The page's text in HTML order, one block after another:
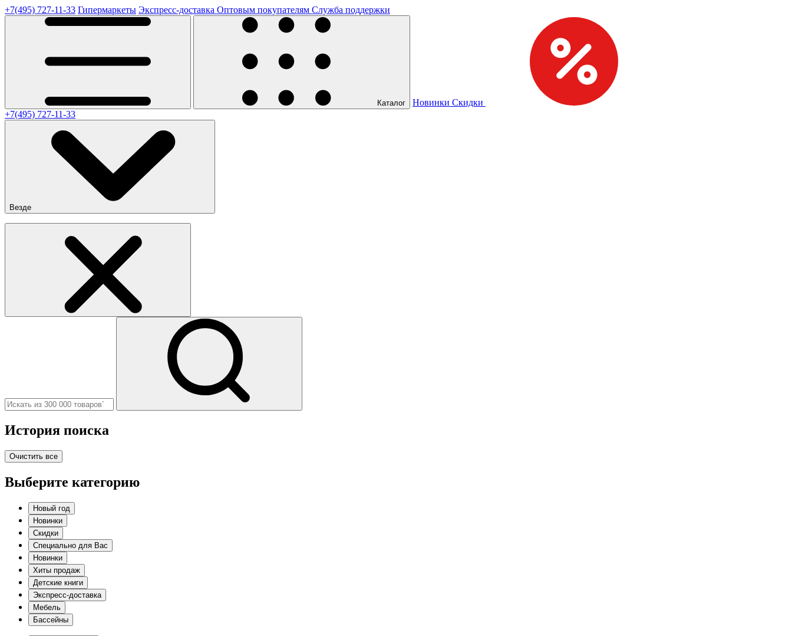
+7(495) 727-11-33 Гипермаркеты Экспресс-доставка Оптовым покупателям Служба поддержки
Каталог Новинки Скидки
+7(495) 727-11-33
Везде
История поиска
Очистить все
Выберите категорию
Новый год
Новинки
Скидки
Специально для Вас
Новинки
Хиты продаж
Детские книги
Экспресс-доставка
Мебель
Бассейны